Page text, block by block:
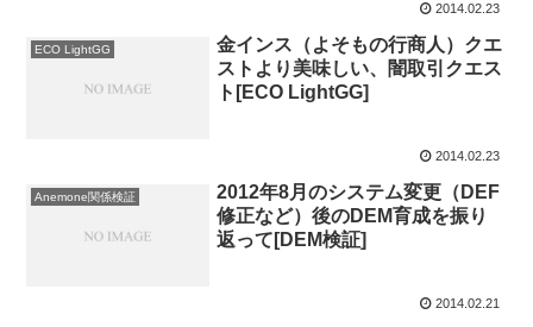
2014.02.23
ECO LightGG
金インス（よそもの行商人）クエ
ストより美味しい、闇取引クエス
ト[ECO LightGG]
2014.02.23
Anemone関係検証
2012年8月のシステム変更（DEF
修正など）後のDEM育成を振り
返って[DEM検証]
2014.02.21